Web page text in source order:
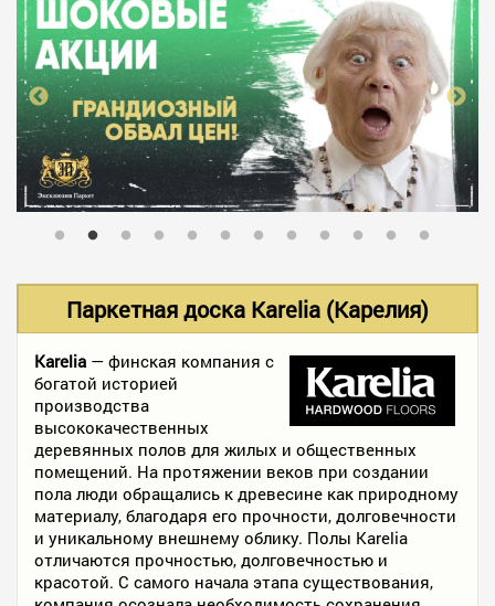
ГЛАВНАЯ
АССОРТИМЕНТ
В НАЛИЧИИ
АКЦИИ
ФОТО РАБОТ
КОНТАКТЫ
ПОЛЕЗНОЕ
Паркетная доска Karelia (Карелия)
Karelia — финская компания с
богатой историей
производства
высококачественных
деревянных полов для жилых и общественных
помещений. На протяжении веков при создании
пола люди обращались к древесине как природному
материалу, благодаря его прочности, долговечности
и уникальному внешнему облику. Полы Karelia
отличаются прочностью, долговечностью и
красотой. С самого начала этапа существования,